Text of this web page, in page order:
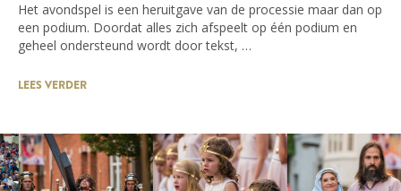
Het avondspel is een heruitgave van de processie maar dan op
een podium. Doordat alles zich afspeelt op één podium en
geheel ondersteund wordt door tekst, …
LEES VERDER